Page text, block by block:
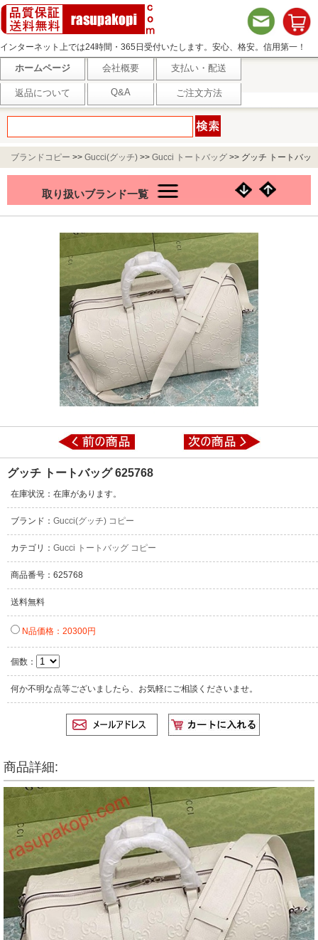
インターネット上では24時間・365日受付いたします。安心、格安。信用第一！
ホームページ 会社概要 支払い・配送
返品について Q&A ご注文方法
ブランドコピー >> Gucci(グッチ) >> Gucci トートバッグ >> グッチ トートバッ
取り扱いブランド一覧
グッチ トートバッグ 625768
在庫状況：在庫があります。
ブランド： Gucci(グッチ) コピー
カテゴリ： Gucci トートバッグ コピー
商品番号：625768
送料無料
N品価格：20300円
個数：
何か不明な点等ございましたら、お気軽にご相談くださいませ。
商品詳細: